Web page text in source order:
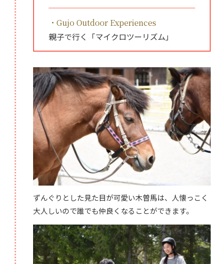
・Gujo Outdoor Experiences
親子で行く「マイクロツーリズム」
ずんぐりとした見た目が可愛い木曽馬は、人懐っこく
大人しいので誰でも仲良くなることができます。